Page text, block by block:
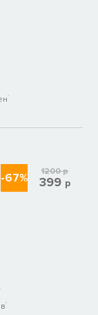
-67% 1200р
399 р